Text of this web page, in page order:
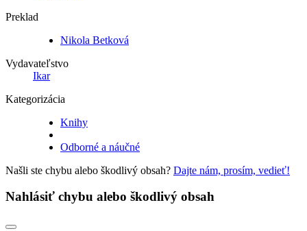
Preklad
Nikola Betková
Vydavateľstvo
Ikar
Kategorizácia
Knihy
Odborné a náučné
Našli ste chybu alebo škodlivý obsah? Dajte nám, prosím, vedieť!
Nahlásiť chybu alebo škodlivý obsah